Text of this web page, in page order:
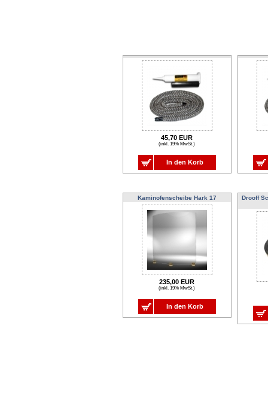
45,70 EUR
(inkl. 19% MwSt.)
In den Korb
Kaminofenscheibe Hark 17
235,00 EUR
(inkl. 19% MwSt.)
In den Korb
Drooff